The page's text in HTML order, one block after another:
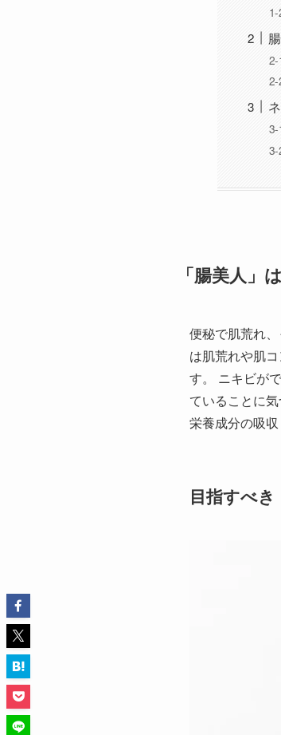
「腸美人」
便秘で肌荒れ
は肌荒れや肌
す。 ニキビが
ていることに
栄養成分の吸
目指すべ